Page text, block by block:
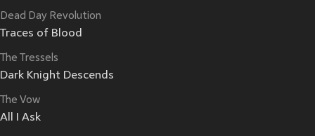
Dead Day Revolution
Traces of Blood
The Tressels
Dark Knight Descends
The Vow
All I Ask